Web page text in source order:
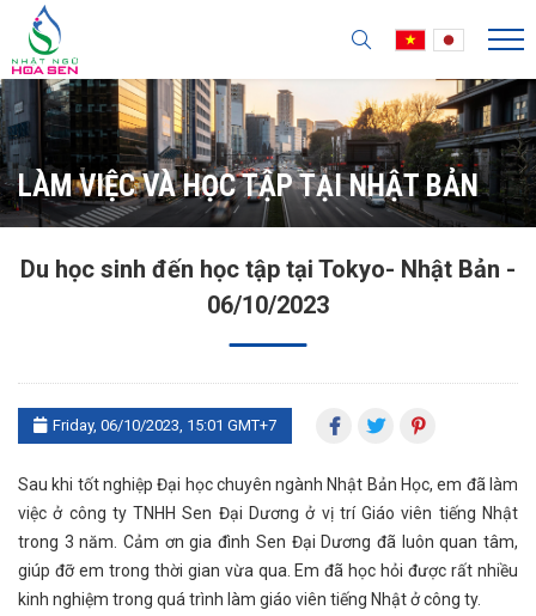
LÀM VIỆC VÀ HỌC TẬP TẠI NHẬT BẢN
Du học sinh đến học tập tại Tokyo- Nhật Bản -
06/10/2023
Friday, 06/10/2023, 15:01 GMT+7
Sau khi tốt nghiệp Đại học chuyên ngành Nhật Bản Học, em đã làm
việc ở công ty TNHH Sen Đại Dương ở vị trí Giáo viên tiếng Nhật
trong 3 năm. Cảm ơn gia đình Sen Đại Dương đã luôn quan tâm,
giúp đỡ em trong thời gian vừa qua. Em đã học hỏi được rất nhiều
kinh nghiệm trong quá trình làm giáo viên tiếng Nhật ở công ty.